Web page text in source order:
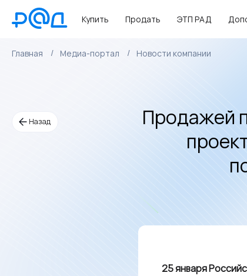
Купить Продать ЭТП РАД
Главная Медиа-портал Новости компании
Назад
Продажей
25 января